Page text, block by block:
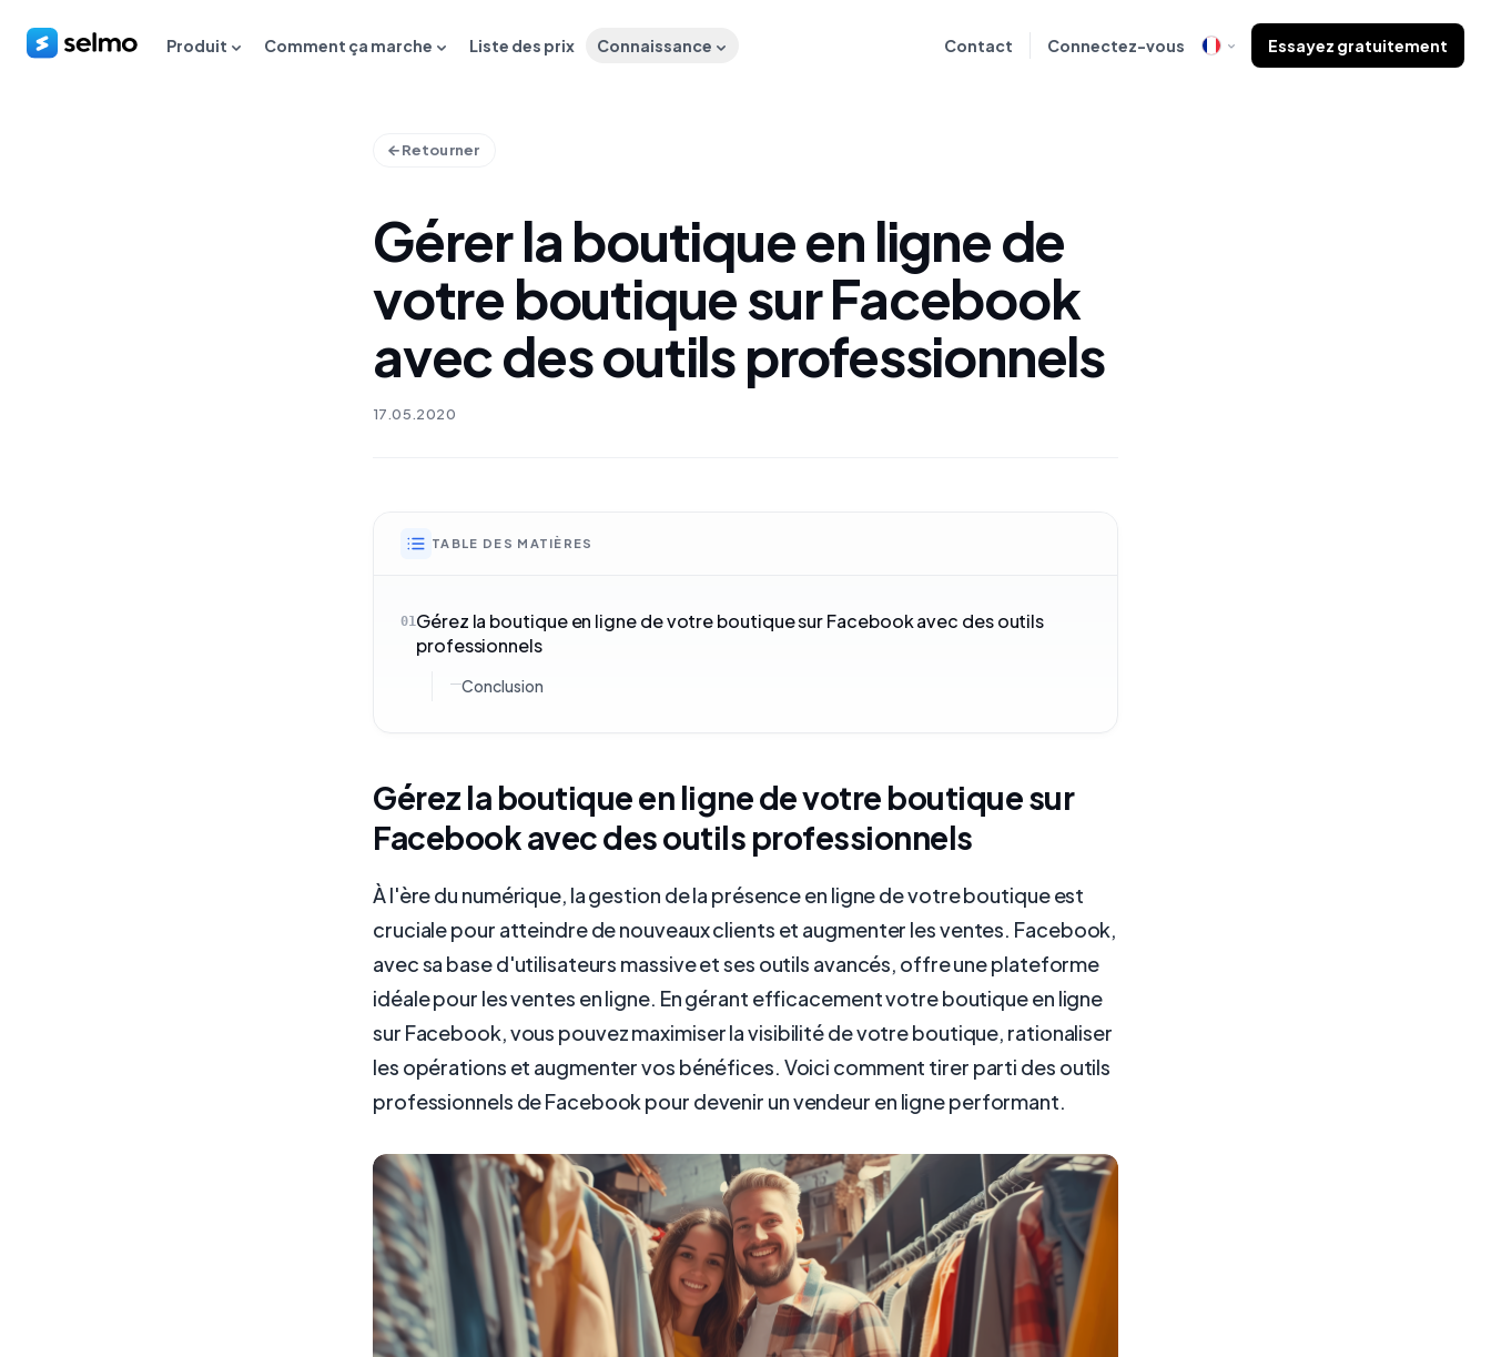
Produit Comment ça marche Liste des prix Connaissance Contact Connectez-vous Essayez gratuitement
Retourner
Gérer la boutique en ligne de
votre boutique sur Facebook
avec des outils professionnels
17.05.2020
TABLE DES MATIÈRES
01Gérez la boutique en ligne de votre boutique sur Facebook avec des outils
professionnels
Conclusion
Gérez la boutique en ligne de votre boutique sur
Facebook avec des outils professionnels
À l'ère du numérique, la gestion de la présence en ligne de votre boutique est
cruciale pour atteindre de nouveaux clients et augmenter les ventes. Facebook,
avec sa base d'utilisateurs massive et ses outils avancés, offre une plateforme
idéale pour les ventes en ligne. En gérant efficacement votre boutique en ligne
sur Facebook, vous pouvez maximiser la visibilité de votre boutique, rationaliser
les opérations et augmenter vos bénéfices. Voici comment tirer parti des outils
professionnels de Facebook pour devenir un vendeur en ligne performant.